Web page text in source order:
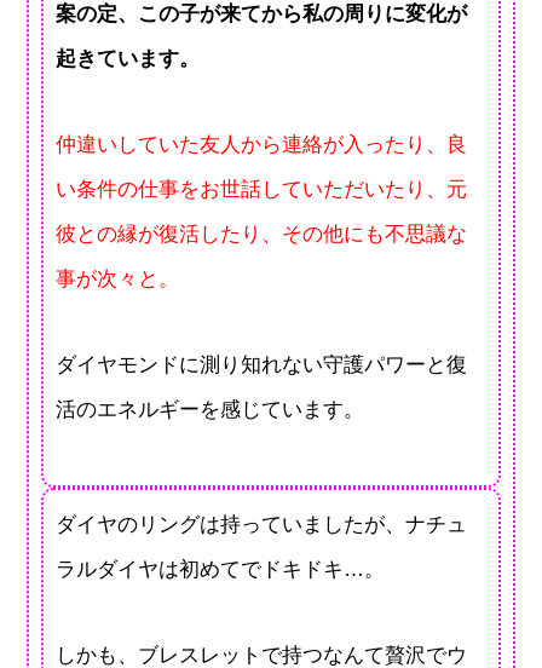
案の定、この子が来てから私の周りに変化が
起きています。
仲違いしていた友人から連絡が入ったり、良
い条件の仕事をお世話していただいたり、元
彼との縁が復活したり、その他にも不思議な
事が次々と。
ダイヤモンドに測り知れない守護パワーと復
活のエネルギーを感じています。
ダイヤのリングは持っていましたが、ナチュ
ラルダイヤは初めてでドキドキ…。
しかも、ブレスレットで持つなんて贅沢でウ